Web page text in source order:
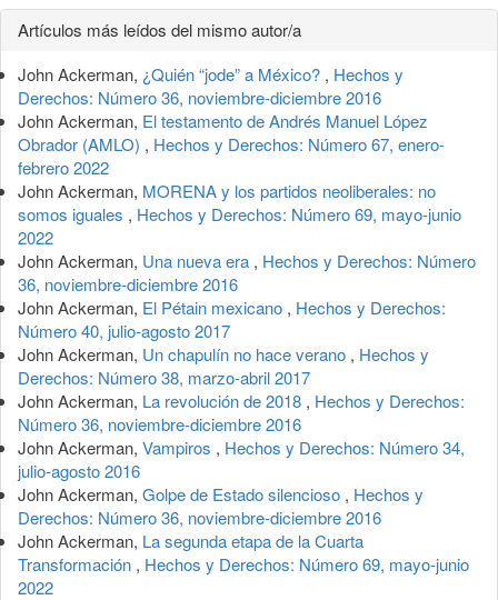
Detalles
del
artículo
Artículos más leídos del mismo autor/a
John Ackerman, ¿Quién “jode” a México? , Hechos y
Derechos: Número 36, noviembre-diciembre 2016
John Ackerman, El testamento de Andrés Manuel López
Obrador (AMLO) , Hechos y Derechos: Número 67, enero-
febrero 2022
John Ackerman, MORENA y los partidos neoliberales: no
somos iguales , Hechos y Derechos: Número 69, mayo-junio
2022
John Ackerman, Una nueva era , Hechos y Derechos: Número
36, noviembre-diciembre 2016
John Ackerman, El Pétain mexicano , Hechos y Derechos:
Número 40, julio-agosto 2017
John Ackerman, Un chapulín no hace verano , Hechos y
Derechos: Número 38, marzo-abril 2017
John Ackerman, La revolución de 2018 , Hechos y Derechos:
Número 36, noviembre-diciembre 2016
John Ackerman, Vampiros , Hechos y Derechos: Número 34,
julio-agosto 2016
John Ackerman, Golpe de Estado silencioso , Hechos y
Derechos: Número 36, noviembre-diciembre 2016
John Ackerman, La segunda etapa de la Cuarta
Transformación , Hechos y Derechos: Número 69, mayo-junio
2022